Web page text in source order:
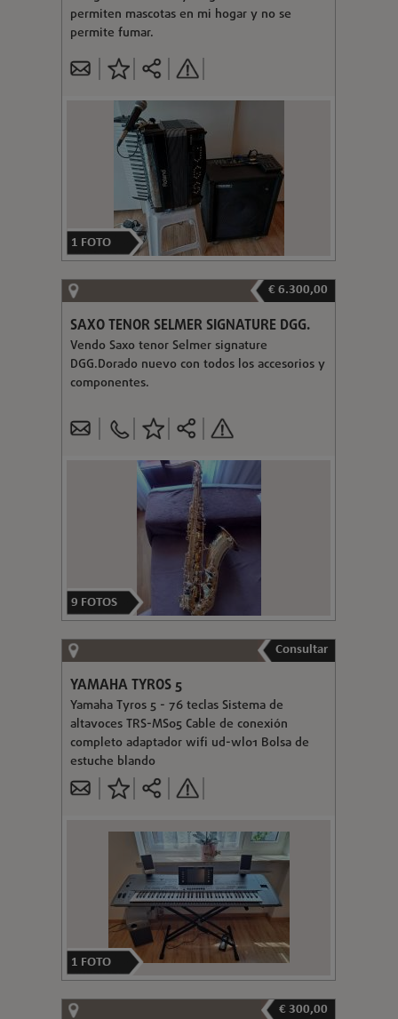
permiten mascotas en mi hogar y no se
permite fumar.
1 FOTO
€ 6.300,00
SAXO TENOR SELMER SIGNATURE DGG.
Vendo Saxo tenor Selmer signature
DGG.Dorado nuevo con todos los accesorios y
componentes.
9 FOTOS
Consultar
YAMAHA TYROS 5
Yamaha Tyros 5 - 76 teclas Sistema de
altavoces TRS-MS05 Cable de conexión
completo adaptador wifi ud-wl01 Bolsa de
estuche blando
1 FOTO
€ 300,00